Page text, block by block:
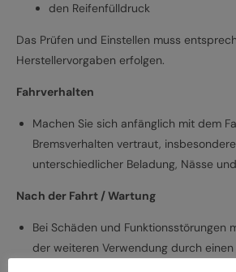
den Reifenfülldruck
Das Prüfen und Einstellen muss
Herstellervorgaben erfolgen.
Fahrverhalten
Machen Sie sich anfänglich mit dem
Bremsverhalten vertraut,
unterschiedlicher Beladung, Nässe
Nach der Fahrt / Wartung
Bei Schäden und Funktionsstörungen
der weiteren Verwendung durch